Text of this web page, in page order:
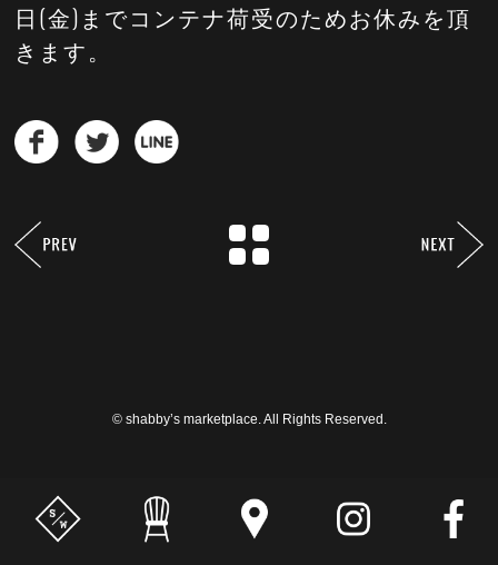
日(金)までコンテナ荷受のためお休みを頂
きます。
© shabby’s marketplace. All Rights Reserved.